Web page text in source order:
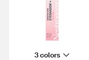
3 colors